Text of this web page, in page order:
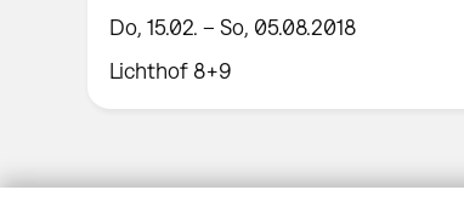
Do, 15.02. – So, 05.08.2018
Lichthof 8+9